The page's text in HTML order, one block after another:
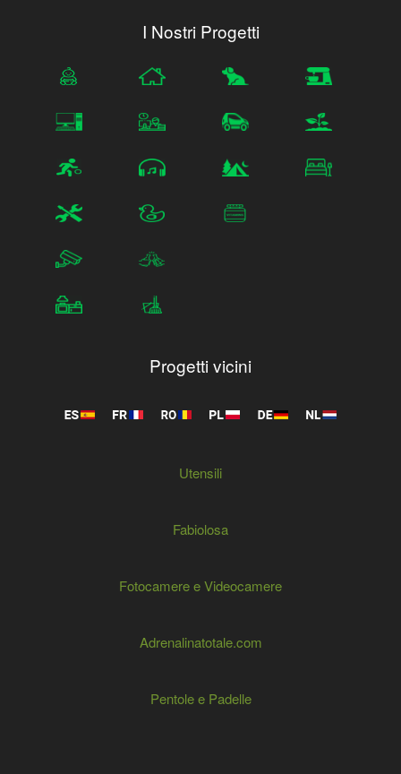
I Nostri Progetti
Progetti vicini
Utensili
Fabiolosa
Fotocamere e Videocamere
Adrenalinatotale.com
Pentole e Padelle